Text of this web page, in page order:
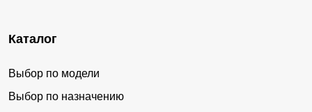
Каталог
Выбор по модели
Выбор по назначению